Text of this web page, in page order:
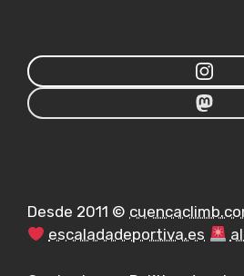
Desde 2011 ©
escaladadeportiva.es